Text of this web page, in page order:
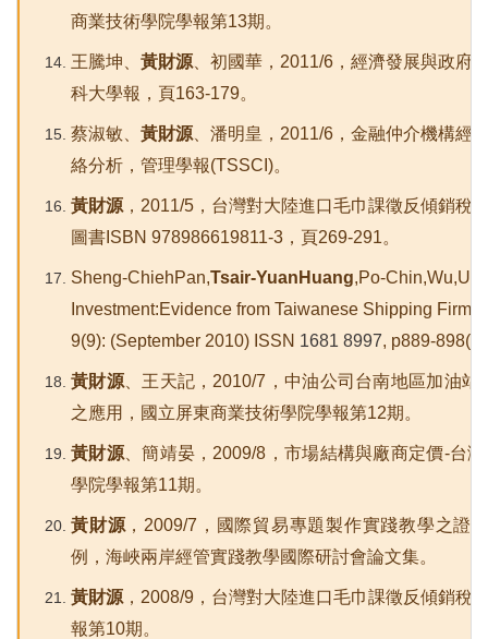
商業技術學院學報第13期。
王騰坤、 黃財源 、初國華，2011/6，經濟發展與政府
科大學報，頁163-179。
蔡淑敏、 黃財源 、潘明皇，2011/6，金融仲介機構經
絡分析，管理學報(TSSCI)。
黃財源 ，2011/5，台灣對大陸進口毛巾課徵反傾銷稅
圖書ISBN 978986619811-3，頁269-291。
Sheng-ChiehPan,Tsair-YuanHuang,Po-
Investment:Evidence from Taiwanese Shipping Firms
9(9): (September 2010) ISSN 1681 8997, p889-
黃財源、王天記，2010/7，中油公司台南地區加油
之應用，國立屏東商業技術學院學報第12期。
黃財源、簡靖晏，2009/8，市場結構與廠商定價-台
學院學報第11期。
黃財源 ，2009/7，國際貿易專題製作實踐教學之證
例，海峽兩岸經管實踐教學國際研討會論文集。
黃財源 ，2008/9，台灣對大陸進口毛巾課徵反傾銷稅
報第10期。